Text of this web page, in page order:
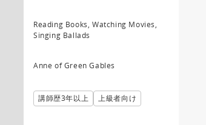
Reading Books, Watching Movies,
Singing Ballads
Anne of Green Gables
講師歴3年以上 上級者向け